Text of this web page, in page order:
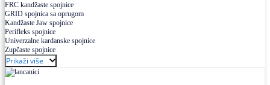
FRC kandžaste spojnice
GRID spojnica sa oprugom
Kandžaste Jaw spojnice
Perifleks spojnice
Univerzalne kardanske spojnice
Zupčaste spojnice
Prikaži više